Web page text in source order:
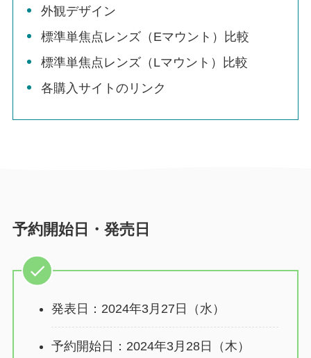
外観デザイン
標準単焦点レンズ（Eマウント）比較
標準単焦点レンズ（Lマウント）比較
各購入サイトのリンク
予約開始日・発売日
発表日：2024年3月27日（水）
予約開始日：2024年3月28日（木）